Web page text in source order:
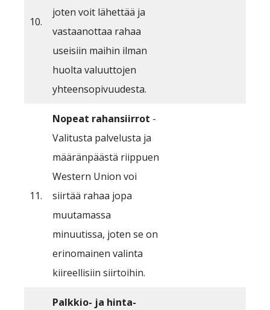
10.
joten voit lähettää ja
vastaanottaa rahaa
useisiin maihin ilman
huolta valuuttojen
yhteensopivuudesta.
11.
Nopeat rahansiirrot -
Valitusta palvelusta ja
määränpäästä riippuen
Western Union voi
siirtää rahaa jopa
muutamassa
minuutissa, joten se on
erinomainen valinta
kiireellisiin siirtoihin.
Palkkio- ja hinta-